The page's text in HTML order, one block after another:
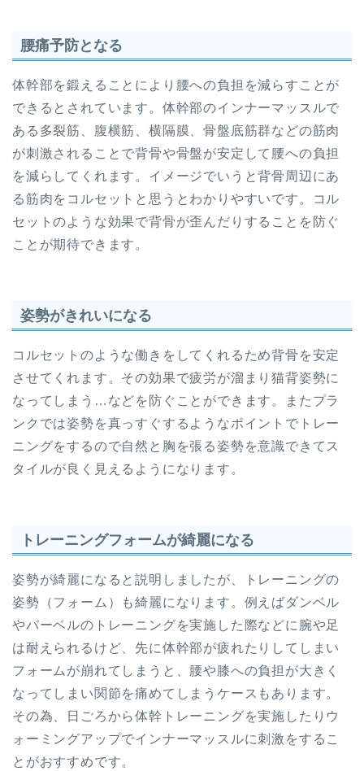
腰痛予防となる
体幹部を鍛えることにより腰への負担を減らすことが
できるとされています。体幹部のインナーマッスルで
ある多裂筋、腹横筋、横隔膜、骨盤底筋群などの筋肉
が刺激されることで背骨や骨盤が安定して腰への負担
を減らしてくれます。イメージでいうと背骨周辺にあ
る筋肉をコルセットと思うとわかりやすいです。コル
セットのような効果で背骨が歪んだりすることを防ぐ
ことが期待できます。
姿勢がきれいになる
コルセットのような働きをしてくれるため背骨を安定
させてくれます。その効果で疲労が溜まり猫背姿勢に
なってしまう…などを防ぐことができます。またプラ
ンクでは姿勢を真っすぐするようなポイントでトレー
ニングをするので自然と胸を張る姿勢を意識できてス
タイルが良く見えるようになります。
トレーニングフォームが綺麗になる
姿勢が綺麗になると説明しましたが、トレーニングの
姿勢（フォーム）も綺麗になります。例えばダンベル
やバーベルのトレーニングを実施した際などに腕や足
は耐えられるけど、先に体幹部が疲れたりしてしまい
フォームが崩れてしまうと、腰や膝への負担が大きく
なってしまい関節を痛めてしまうケースもあります。
その為、日ごろから体幹トレーニングを実施したりウ
ォーミングアップでインナーマッスルに刺激をするこ
とがおすすめです。